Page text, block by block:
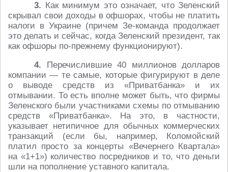
3. Как минимум это означает, что Зеленский
скрывал свои доходы в офшорах, чтобы не платить
налоги в Украине (причем Зе-команда продолжает
это делать и сейчас, когда Зеленский президент, так
как офшоры по-прежнему функционируют).
4. Перечислившие 40 миллионов долларов
компании ― те самые, которые фигурируют в деле
о выводе средств из «Приватбанка» и их
отмывании. То есть вполне может быть, что фирмы
Зеленского были участниками схемы по отмыванию
средств «Приватбанка». На это, в частности,
указывает нетипичное для обычных коммерческих
транзакций (если бы, например, Коломойский
платил просто за концерты «Вечернего Квартала»
на «1+1») количество посредников и то, что деньги
шли на пополнение уставного капитала.